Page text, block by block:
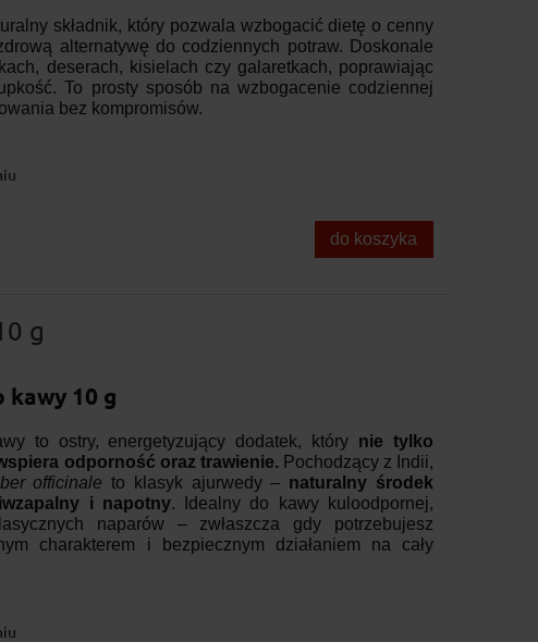
składnik, który pozwala wzbogacić dietę o cenny
alternatywę do codziennych potraw. Doskonale
deserach, kisielach czy galaretkach, poprawiając
To prosty sposób na wzbogacenie codziennej
bez kompromisów.
do koszyka
g
kawy 10 g
to ostry, energetyzujący dodatek, który nie tylko
odporność oraz trawienie. Pochodzący z Indii,
officinale to klasyk ajurwedy – naturalny środek
i napotny. Idealny do kawy kuloodpornej,
naparów – zwłaszcza gdy potrzebujesz
charakterem i bezpiecznym działaniem na cały